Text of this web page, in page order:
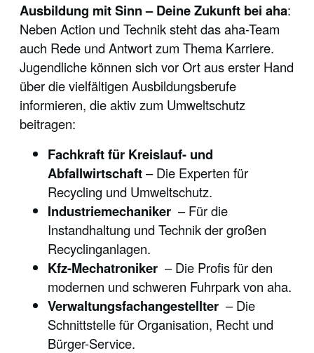
Ausbildung mit Sinn – Deine Zukunft bei aha:
Neben Action und Technik steht das aha-Team
auch Rede und Antwort zum Thema Karriere.
Jugendliche können sich vor Ort aus erster Hand
über die vielfältigen Ausbildungsberufe
informieren, die aktiv zum Umweltschutz
beitragen:
Fachkraft für Kreislauf- und
Abfallwirtschaft– Die Experten für
Recycling und Umweltschutz.
Industriemechaniker – Für die
Instandhaltung und Technik der großen
Recyclinganlagen.
Kfz-Mechatroniker – Die Profis für den
modernen und schweren Fuhrpark von aha.
Verwaltungsfachangestellter – Die
Schnittstelle für Organisation, Recht und
Bürger-Service.